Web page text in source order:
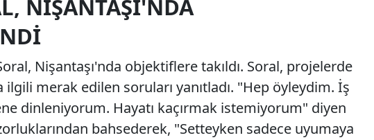
NIŞANTAŞI'NDA
Nişantaşı'nda objektiflere takıldı. Soral, projelerde
ilgili merak edilen soruları yanıtladı. "Hep öyleydim. İş
dinleniyorum. Hayatı kaçırmak istemiyorum" diyen
bahsederek, "Setteyken sadece uyumaya